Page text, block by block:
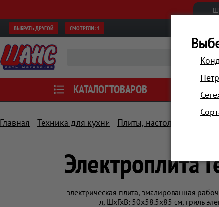
ВЫБРАТЬ ДРУГОЙ СМОТРЕЛИ: 1
КАТАЛОГ ТОВАРОВ АКЦИИ
Главная Техника для кухни Плиты, настольные
Электроплита
электрическая плита, эмалированная
л, ШхГхВ: 50x58.5x85 см, гриль